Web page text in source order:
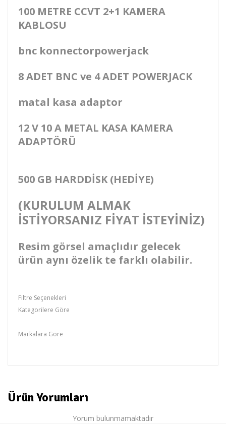
100 METRE CCVT 2+1 KAMERA
KABLOSU
bnc konnectorpowerjack
8 ADET BNC ve 4 ADET POWERJACK
matal kasa adaptor
12 V 10 A METAL KASA KAMERA
ADAPTÖRÜ
500 GB HARDDİSK (HEDİYE)
(KURULUM ALMAK
İSTİYORSANIZ FİYAT İSTEYİNİZ)
Resim görsel amaçlıdır gelecek
ürün aynı özelik te farklı olabilir.
Filtre Seçenekleri
Kategorilere Göre
Markalara Göre
Ürün Yorumları
Yorum bulunmamaktadır